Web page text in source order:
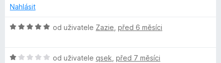
:
z
Nahlásit
H
n
od uživatele Zazie před 6 měsíci
H
od uživatele qsek před 7 měsíci